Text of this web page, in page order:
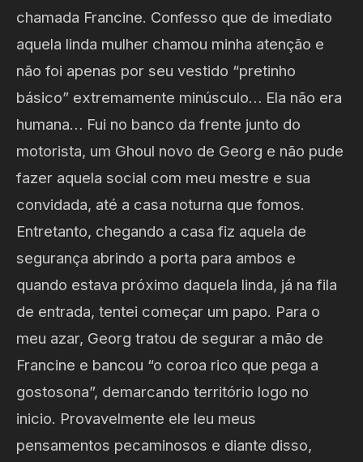
chamada Francine. Confesso que de imediato
aquela linda mulher chamou minha atenção e
não foi apenas por seu vestido “pretinho
básico” extremamente minúsculo… Ela não era
humana… Fui no banco da frente junto do
motorista, um Ghoul novo de Georg e não pude
fazer aquela social com meu mestre e sua
convidada, até a casa noturna que fomos.
Entretanto, chegando a casa fiz aquela de
segurança abrindo a porta para ambos e
quando estava próximo daquela linda, já na fila
de entrada, tentei começar um papo. Para o
meu azar, Georg tratou de segurar a mão de
Francine e bancou “o coroa rico que pega a
gostosona”, demarcando território logo no
inicio. Provavelmente ele leu meus
pensamentos pecaminosos e diante disso,